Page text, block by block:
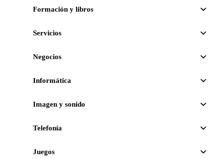
Formación y libros
Servicios
Negocios
Informática
Imagen y sonido
Telefonía
Juegos